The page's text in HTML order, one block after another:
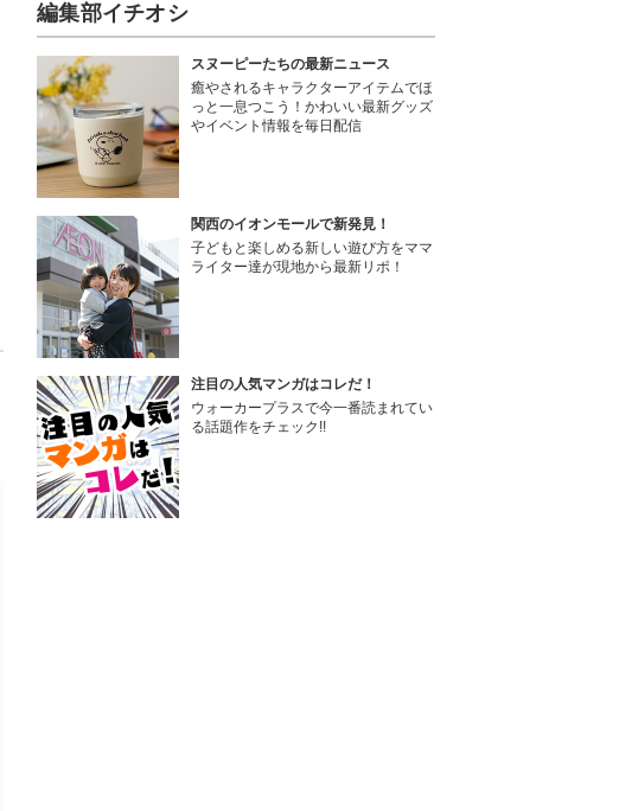
編集部イチオシ
スヌーピーたちの最新ニュース
癒やされるキャラクターアイテムでほ
っと一息つこう！かわいい最新グッズ
やイベント情報を毎日配信
関西のイオンモールで新発見！
子どもと楽しめる新しい遊び方をママ
ライター達が現地から最新リポ！
注目の人気マンガはコレだ！
ウォーカープラスで今一番読まれてい
る話題作をチェック!!